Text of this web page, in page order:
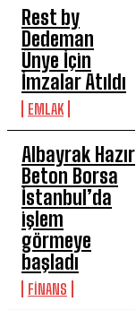
Rest by
Dedeman
Ünye İçin
İmzalar Atıldı
EMLAK
Albayrak Hazır
Beton Borsa
İstanbul’da
işlem
görmeye
başladı
FİNANS